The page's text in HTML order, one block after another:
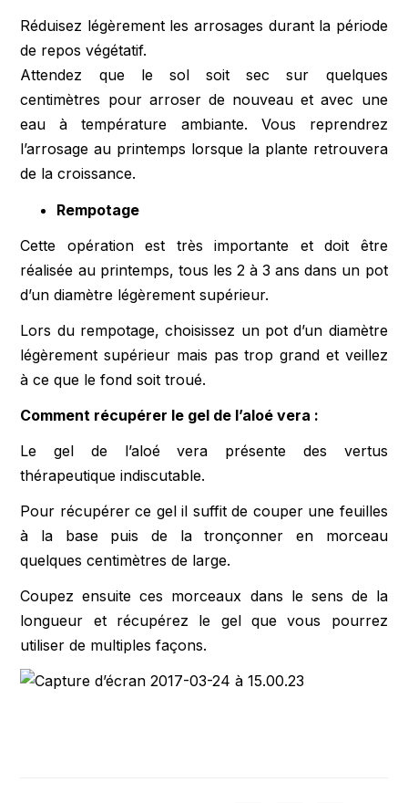
Réduisez légèrement les arrosages durant la période
de repos végétatif.
Attendez que le sol soit sec sur quelques
centimètres pour arroser de nouveau et avec une
eau à température ambiante. Vous reprendrez
l’arrosage au printemps lorsque la plante retrouvera
de la croissance.
Rempotage
Cette opération est très importante et doit être
réalisée au printemps, tous les 2 à 3 ans dans un pot
d’un diamètre légèrement supérieur.
Lors du rempotage, choisissez un pot d’un diamètre
légèrement supérieur mais pas trop grand et veillez
à ce que le fond soit troué.
Comment récupérer le gel de l’aloé vera :
Le gel de l’aloé vera présente des vertus
thérapeutique indiscutable.
Pour récupérer ce gel il suffit de couper une feuilles
à la base puis de la tronçonner en morceau
quelques centimètres de large.
Coupez ensuite ces morceaux dans le sens de la
longueur et récupérez le gel que vous pourrez
utiliser de multiples façons.